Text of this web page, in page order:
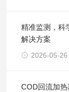
精准监测，科
解决方案
2026-05-26
COD回流加